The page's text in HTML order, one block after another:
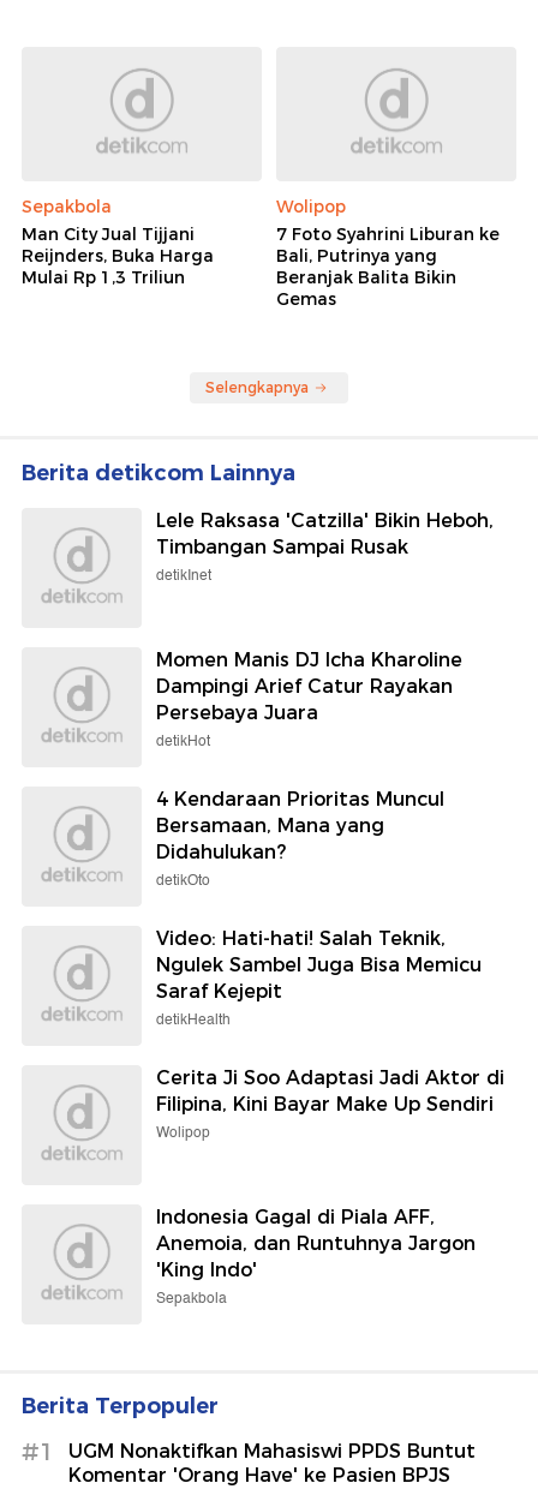
Sepakbola
Man City Jual Tijjani
Reijnders, Buka Harga
Mulai Rp 1,3 Triliun
Wolipop
7 Foto Syahrini Liburan ke
Bali, Putrinya yang
Beranjak Balita Bikin
Gemas
Selengkapnya
Berita detikcom Lainnya
Lele Raksasa 'Catzilla' Bikin Heboh,
Timbangan Sampai Rusak
detikInet
Momen Manis DJ Icha Kharoline
Dampingi Arief Catur Rayakan
Persebaya Juara
detikHot
4 Kendaraan Prioritas Muncul
Bersamaan, Mana yang
Didahulukan?
detikOto
Video: Hati-hati! Salah Teknik,
Ngulek Sambel Juga Bisa Memicu
Saraf Kejepit
detikHealth
Cerita Ji Soo Adaptasi Jadi Aktor di
Filipina, Kini Bayar Make Up Sendiri
Wolipop
Indonesia Gagal di Piala AFF,
Anemoia, dan Runtuhnya Jargon
'King Indo'
Sepakbola
Berita Terpopuler
#1
UGM Nonaktifkan Mahasiswi PPDS Buntut
Komentar 'Orang Have' ke Pasien BPJS